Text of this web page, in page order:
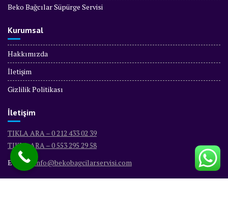
Beko Bağcılar Süpürge Servisi
Kurumsal
Hakkımızda
İletişim
Gizlilik Politikası
İletişim
TIKLA ARA – 0 212 433 02 39
TIKLA ARA – 0 553 295 29 58
E-Mail : info@bekobagcilarservisi.com